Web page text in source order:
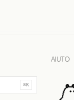
⌘K
AIUTO